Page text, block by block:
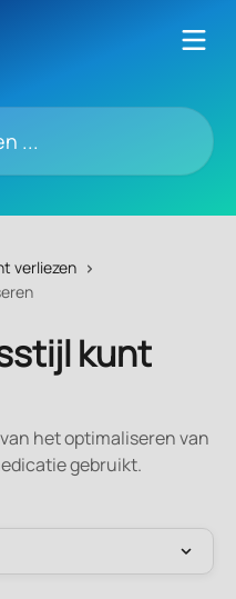
verliezen
kunt
het optimaliseren van
gebruikt.